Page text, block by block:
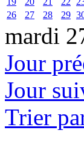
26
27 28 29
mardi
Jour
Jour
Trier